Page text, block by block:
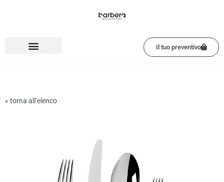
Il tuo preventivo
« torna all’elenco